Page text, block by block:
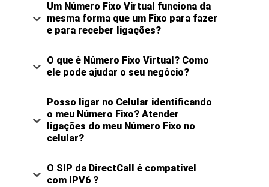
Um Número Fixo Virtual funciona da
mesma forma que um Fixo para fazer
e para receber ligações?
O que é Número Fixo Virtual? Como
ele pode ajudar o seu negócio?
Posso ligar no Celular identificando
o meu Número Fixo? Atender
ligações do meu Número Fixo no
celular?
O SIP da DirectCall é compatível
com IPV6 ?